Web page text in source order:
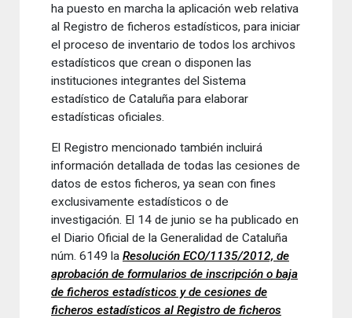
ha puesto en marcha la aplicación web relativa
al Registro de ficheros estadísticos, para iniciar
el proceso de inventario de todos los archivos
estadísticos que crean o disponen las
instituciones integrantes del Sistema
estadístico de Cataluña para elaborar
estadísticas oficiales.
El Registro mencionado también incluirá
información detallada de todas las cesiones de
datos de estos ficheros, ya sean con fines
exclusivamente estadísticos o de
investigación. El 14 de junio se ha publicado en
el Diario Oficial de la Generalidad de Cataluña
núm. 6149 la Resolución ECO/1135/2012, de
aprobación de formularios de inscripción o baja
de ficheros estadísticos y de cesiones de
ficheros estadísticos al Registro de ficheros